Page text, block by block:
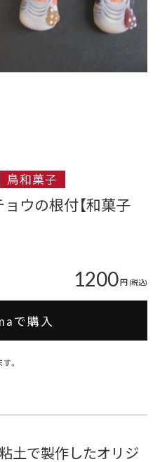
鳥和菓子
ョウの根付【和菓子
1200円 (税込)
で購入
。
土で製作したオリジ